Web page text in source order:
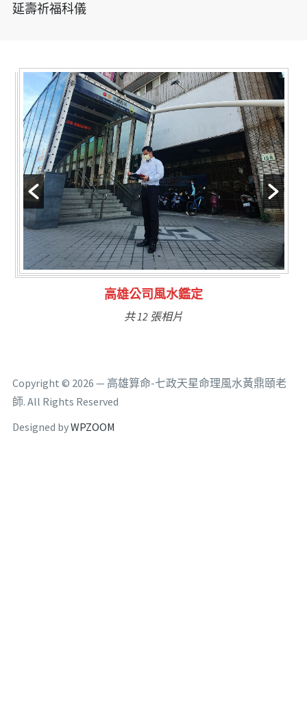
延壽祈福科儀
林氏福主量子生基造命
共 6 張相片
Copyright © 2026 — 高雄算命-七政天星命理風水黃鼎頤老
師. All Rights Reserved
Designed byWPZOOM